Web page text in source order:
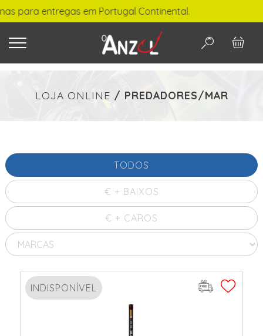
O QUE PROCURA?
PESQUISAR
entregas em Portugal Continental.
LOJA ONLINE / PREDADORES/MAR
TODOS
€ + BAIXOS
€ + CAROS
INDISPONÍVEL